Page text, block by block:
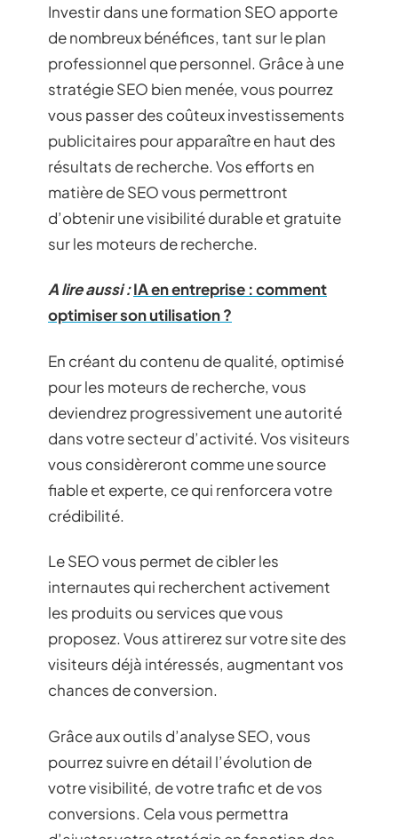
Investir dans une formation SEO apporte
de nombreux bénéfices, tant sur le plan
professionnel que personnel. Grâce à une
stratégie SEO bien menée, vous pourrez
vous passer des coûteux investissements
publicitaires pour apparaître en haut des
résultats de recherche. Vos efforts en
matière de SEO vous permettront
d’obtenir une visibilité durable et gratuite
sur les moteurs de recherche.
A lire aussi :IA en entreprise : comment
optimiser son utilisation ?
En créant du contenu de qualité, optimisé
pour les moteurs de recherche, vous
deviendrez progressivement une autorité
dans votre secteur d’activité. Vos visiteurs
vous considèreront comme une source
fiable et experte, ce qui renforcera votre
crédibilité.
Le SEO vous permet de cibler les
internautes qui recherchent activement
les produits ou services que vous
proposez. Vous attirerez sur votre site des
visiteurs déjà intéressés, augmentant vos
chances de conversion.
Grâce aux outils d’analyse SEO, vous
pourrez suivre en détail l’évolution de
votre visibilité, de votre trafic et de vos
conversions. Cela vous permettra